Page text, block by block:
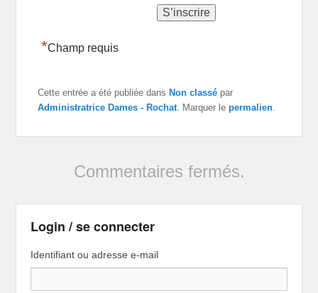
*Champ requis
Cette entrée a été publiée dans Non classé par
Administratrice Dames - Rochat. Marquer lepermalien.
Commentaires fermés.
Login / se connecter
Identifiant ou adresse e-mail